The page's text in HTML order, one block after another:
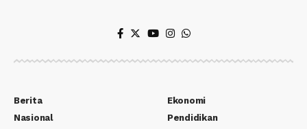
Berita
Nasional
Ekonomi
Pendidikan